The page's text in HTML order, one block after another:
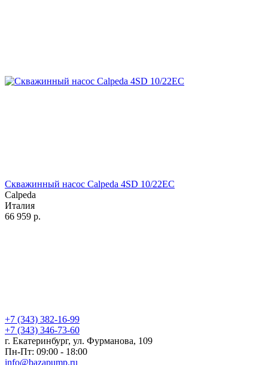
Скважинный насос Calpeda 4SD 10/22EC
Calpeda
Италия
66 959 р.
+7 (343) 382-16-99
+7 (343) 346-73-‬60
г. Екатеринбург, ул. Фурманова, 109
Пн-Пт: 09:00 - 18:00
info@bazapump.ru